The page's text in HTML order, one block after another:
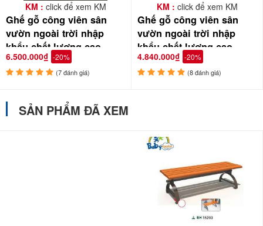
KM : click để xem KM
Ghế gỗ công viên sân
vườn ngoài trời nhập
khẩu chất lượng cao
GCVNK-03
6.500.000₫ -20%
(7 đánh giá)
KM : click để xem KM
Ghế gỗ công viên sân
vườn ngoài trời nhập
khẩu chất lượng cao
GCVNK15006-150
4.840.000₫ -20%
(8 đánh giá)
SẢN PHẨM ĐÃ XEM